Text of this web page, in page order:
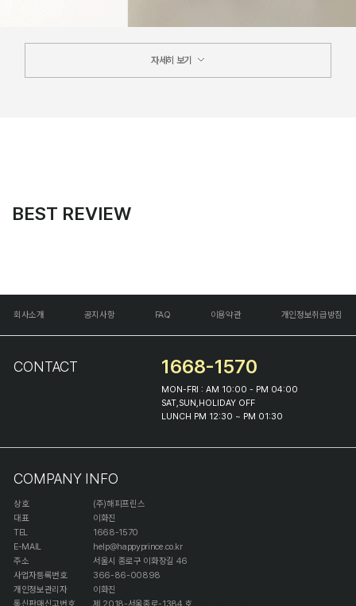
자세히 보기
BEST REVIEW
회사소개 공지사항 FAQ 이용약관 개인정보취급방침
CONTACT 1668-1570
MON-FRI : AM 10:00 - PM 04:00
SAT,SUN,HOLIDAY OFF
LUNCH PM 12:30 ~ PM 01:30
COMPANY INFO
상호
(주)해피프린스
대표
이화진
TEL
1668-1570
E-MAIL
help@happyprince.co.kr
주소
서울시 종로구 이화장길 46
사업자등록번호
366-86-00898
개인정보관리자
이화진
통신판매신고번호
제 2018-서울종로-1384 호